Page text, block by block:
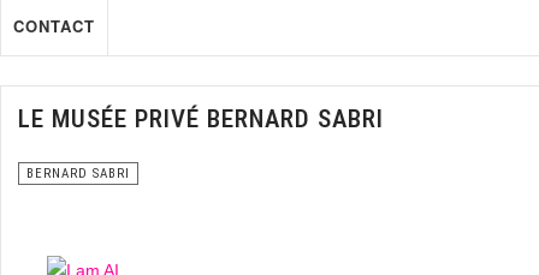
CONTACT
LE MUSÉE PRIVÉ BERNARD SABRI
BERNARD SABRI